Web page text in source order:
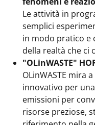
Le attività in
semplici
in modo pratico e
della realtà che ci
"OLinWASTE"
OLinWASTE mira
innovativo per
emissioni per
risorse preziose,